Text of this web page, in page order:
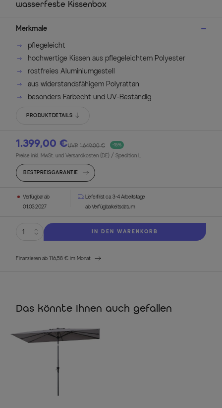
wasserfeste Kissenbox
Merkmale
pflegeleicht
hochwertige Kissen aus pflegeleichtem Polyester
rostfreies Aluminiumgestell
aus widerstandsfähigem Polyrattan
besonders Farbecht und UV-Beständig
PRODUKTDETAILS
1.399,00 € -15%
UVP 1.649,00 €
Preise inkl. MwSt. und Versandkosten (DE) / Spedition L
BESTPREISGARANTIE
Verfügbar ab
01.03.2027
Lieferfrist ca. 3-4 Arbeitstage
ab Verfügbarkeitsdatum
IN DEN WARENKORB
Finanzieren ab 116,58 € im Monat
Das könnte Ihnen auch gefallen